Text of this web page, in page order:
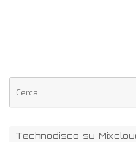
Technodisco su